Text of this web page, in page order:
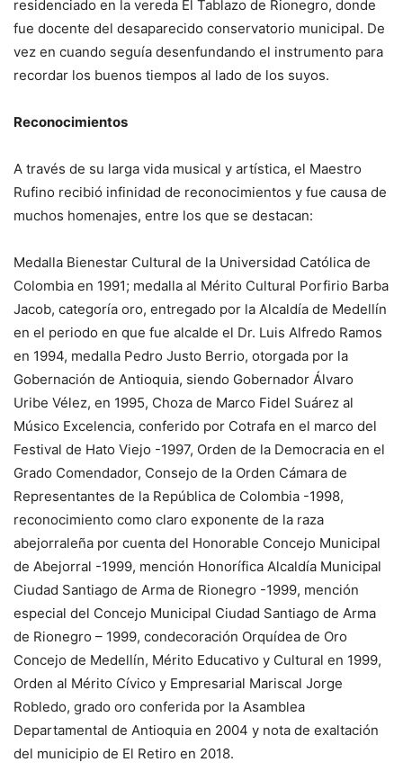
residenciado en la vereda El Tablazo de Rionegro, donde
fue docente del desaparecido conservatorio municipal. De
vez en cuando seguía desenfundando el instrumento para
recordar los buenos tiempos al lado de los suyos.
Reconocimientos
A través de su larga vida musical y artística, el Maestro
Rufino recibió infinidad de reconocimientos y fue causa de
muchos homenajes, entre los que se destacan:
Medalla Bienestar Cultural de la Universidad Católica de
Colombia en 1991; medalla al Mérito Cultural Porfirio Barba
Jacob, categoría oro, entregado por la Alcaldía de Medellín
en el periodo en que fue alcalde el Dr. Luis Alfredo Ramos
en 1994, medalla Pedro Justo Berrio, otorgada por la
Gobernación de Antioquia, siendo Gobernador Álvaro
Uribe Vélez, en 1995, Choza de Marco Fidel Suárez al
Músico Excelencia, conferido por Cotrafa en el marco del
Festival de Hato Viejo -1997, Orden de la Democracia en el
Grado Comendador, Consejo de la Orden Cámara de
Representantes de la República de Colombia -1998,
reconocimiento como claro exponente de la raza
abejorraleña por cuenta del Honorable Concejo Municipal
de Abejorral -1999, mención Honorífica Alcaldía Municipal
Ciudad Santiago de Arma de Rionegro -1999, mención
especial del Concejo Municipal Ciudad Santiago de Arma
de Rionegro – 1999, condecoración Orquídea de Oro
Concejo de Medellín, Mérito Educativo y Cultural en 1999,
Orden al Mérito Cívico y Empresarial Mariscal Jorge
Robledo, grado oro conferida por la Asamblea
Departamental de Antioquia en 2004 y nota de exaltación
del municipio de El Retiro en 2018.